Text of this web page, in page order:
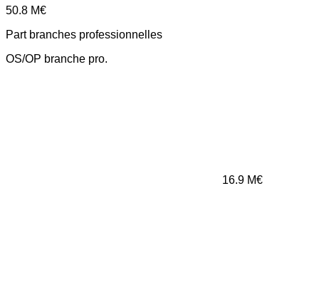
50.8 M€
Part branches professionnelles
OS/OP branche pro.
16.9 M€